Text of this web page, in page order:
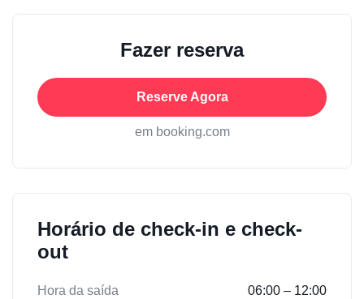
Fazer reserva
Reserve Agora
em booking.com
Horário de check-in e check-
out
Hora da saída 06:00 – 12:00